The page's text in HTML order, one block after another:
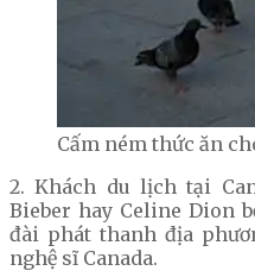
Cấm ném thức ăn
2. Khách du lịch tại
Bieber hay Celine Dion
đài phát thanh địa
nghệ sĩ Canada.